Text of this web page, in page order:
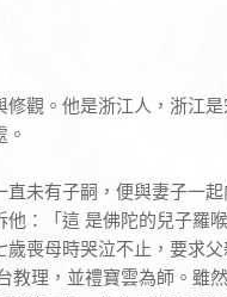
觀。他是浙江人，浙江
未有子嗣，便與妻子一
：「這 是佛陀的兒子羅
喪母時哭泣不止，要求
教理，並禮寶雲為師。雖